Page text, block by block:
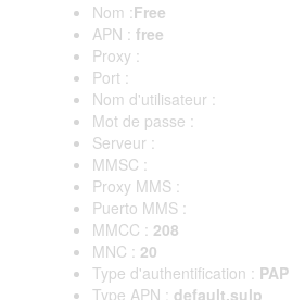
Nom :Free
APN : free
Proxy :
Port :
Nom d'utilisateur :
Mot de passe :
Serveur :
MMSC :
Proxy MMS :
Puerto MMS :
MMCC : 208
MNC : 20
Type d'authentification : PAP
Type APN : default,sulp